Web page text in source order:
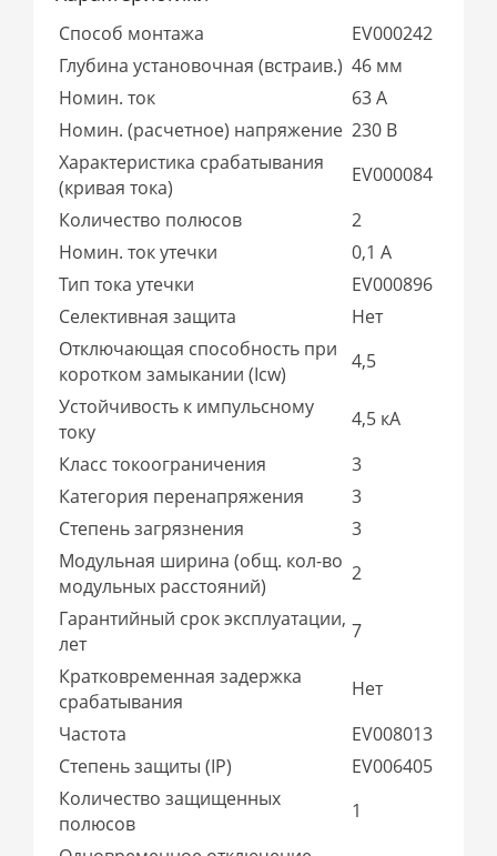
Способ монтажа
EV000242
Глубина установочная (встраив.) 46 мм
Номин. ток
63 А
Номин. (расчетное) напряжение 230 В
Характеристика срабатывания
(кривая тока)
EV000084
Количество полюсов
2
Номин. ток утечки
0,1 А
Тип тока утечки
EV000896
Селективная защита
Нет
Отключающая способность при
коротком замыкании (Icw)
4,5
Устойчивость к импульсному
току
4,5 кА
Класс токоограничения
3
Категория перенапряжения
3
Степень загрязнения
3
Модульная ширина (общ. кол-во
модульных расстояний)
2
Гарантийный срок эксплуатации,
лет
7
Кратковременная задержка
срабатывания
Нет
Частота
EV008013
Степень защиты (IP)
EV006405
Количество защищенных
полюсов
1